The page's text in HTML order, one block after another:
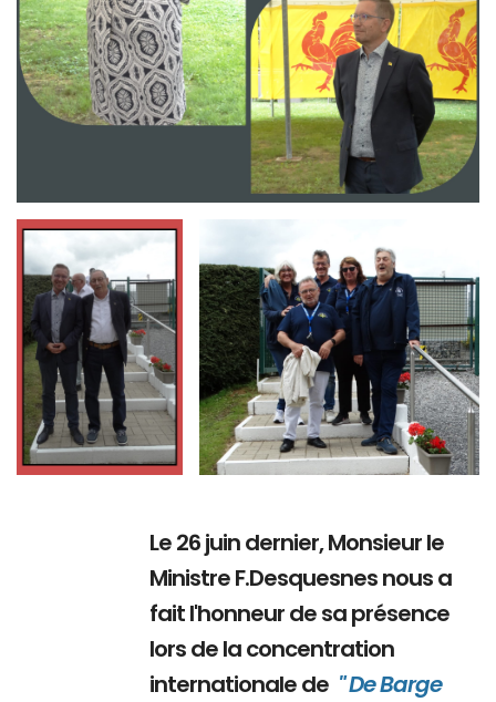
Branding
ARMCHAIR ARMCHAIR
Le 26 juin dernier, Monsieur le
Ministre F.Desquesnes nous a
fait l'honneur de sa présence
lors de la concentration
internationale de " De Barge